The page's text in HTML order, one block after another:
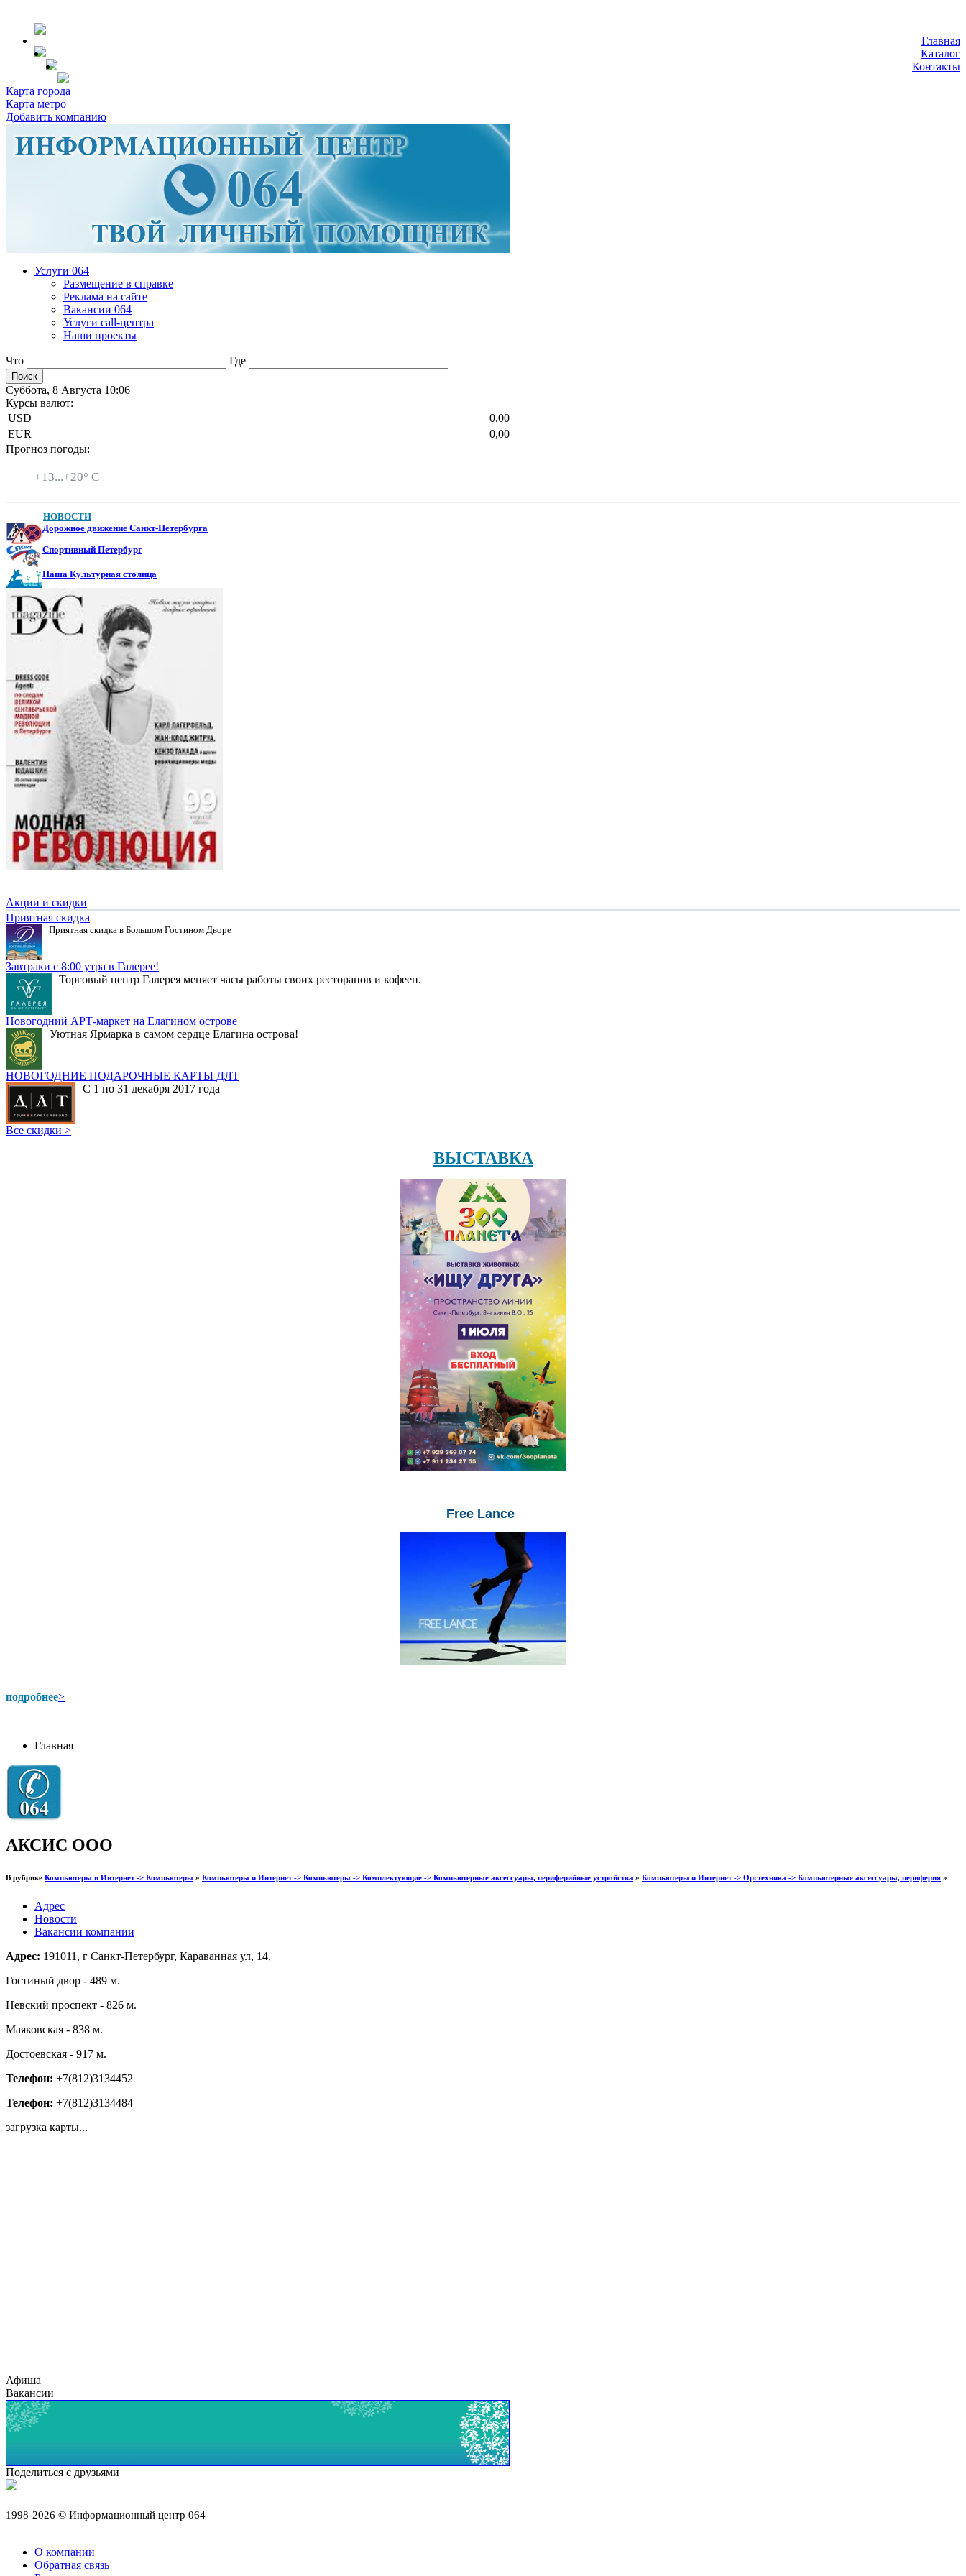
Главная
Каталог
Контакты
Карта города
Карта метро
Добавить компанию
Услуги 064
Размещение в справке
Реклама на сайте
Вакансии 064
Услуги call-центра
Наши проекты
Что Где
Суббота, 8 Августа 10:06
Курсы валют:
USD
0,00
EUR
0,00
Прогноз погоды:
+13...+20° C
НОВОСТИ
Дорожное движение Санкт-Петербурга
Спортивный Петербург
Наша Культурная столица
Акции и скидки
Приятная скидка
Приятная скидка в Большом Гостином Дворе
Завтраки с 8:00 утра в Галерее!
Торговый центр Галерея меняет часы работы своих ресторанов и кофеен.
Новогодний АРТ-маркет на Елагином острове
Уютная Ярмарка в самом сердце Елагина острова!
НОВОГОДНИЕ ПОДАРОЧНЫЕ КАРТЫ ДЛТ
С 1 по 31 декабря 2017 года
Все скидки >
ВЫСТАВКА
Free Lance
подробнее>
Главная
АКСИС ООО
В рубрике Компьютеры и Интернет -> Компьютеры » Компьютеры и Интернет -> Компьютеры -> Комплектующие -> Компьютерные аксессуары, периферийные устройства » Компьютеры и Интернет -> Оргтехника -> Компьютерные аксессуары, периферия »
Адрес
Новости
Вакансии компании
Адрес: 191011, г Санкт-Петербург, Караванная ул, 14,
Гостиный двор - 489 м.
Невский проспект - 826 м.
Маяковская - 838 м.
Достоевская - 917 м.
Телефон: +7(812)3134452
Телефон: +7(812)3134484
загрузка карты...
Афиша
Вакансии
Поделиться с друзьями
1998-2026 © Информационный центр 064
О компании
Обратная связь